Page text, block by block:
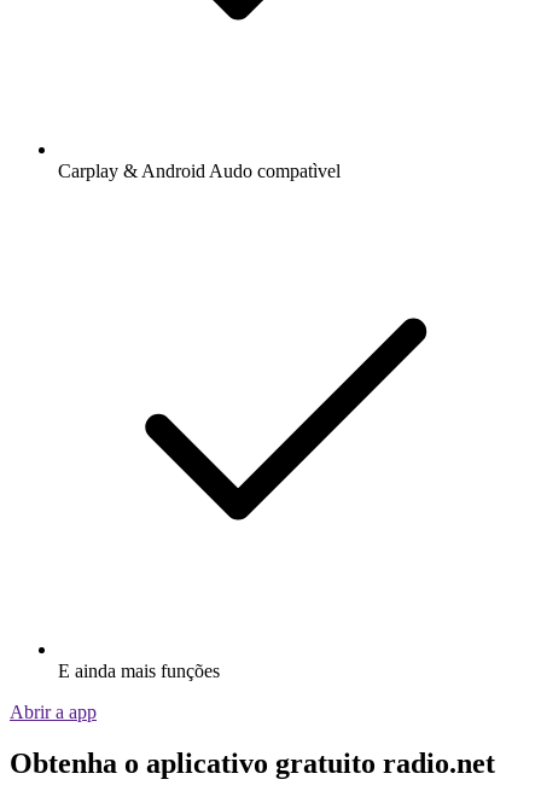
Carplay & Android Audo compatìvel
E ainda mais funções
Abrir a app
Obtenha o aplicativo gratuito radio.net